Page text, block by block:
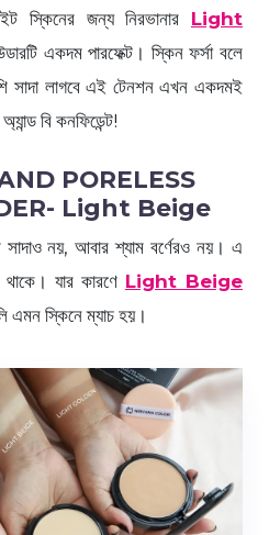
স্কিনের জন্য নিরভানার Light
একদম পারফেক্ট। স্কিন ফর্সা বলে
সাদা লাগবে এই টেনশন এখন একদমই
বি কনফিডেন্ট!
PORELESS
Light Beige
নয়, আবার শ্যাম বর্ণেরও নয়। এ
যার কারণে Light Beige
এমন স্কিনে ম্যাচ হয়।